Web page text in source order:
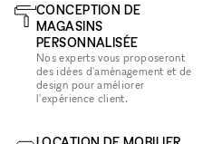
CONCEPTION DE
MAGASINS
PERSONNALISÉE
Nos experts vous proposeront
des idées d'aménagement et de
design pour améliorer
l'expérience client.